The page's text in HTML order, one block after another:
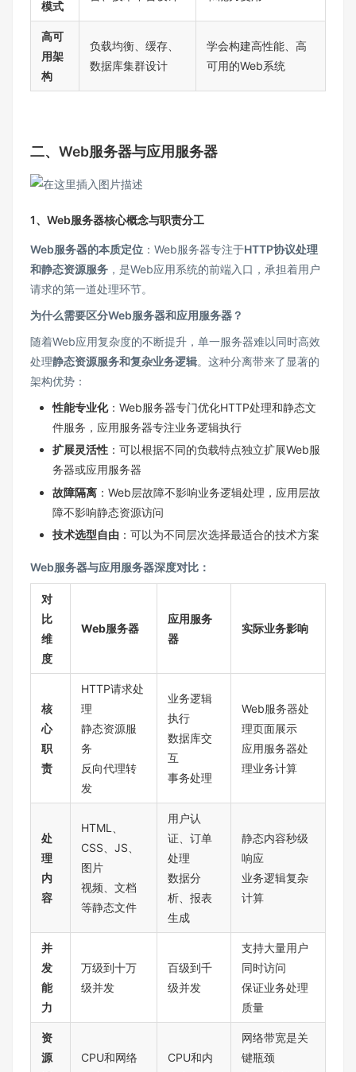
模式
高可
用架
构
负载均衡、缓存、
数据库集群设计
学会构建高性能、高
可用的Web系统
二、Web服务器与应用服务器
1、Web服务器核心概念与职责分工
Web服务器的本质定位 ：Web服务器专注于HTTP协议处理
和静态资源服务 ，是Web应用系统的前端入口，承担着用户
请求的第一道处理环节。
为什么需要区分Web服务器和应用服务器？
随着Web应用复杂度的不断提升，单一服务器难以同时高效
处理静态资源服务和复杂业务逻辑。这种分离带来了显著的
架构优势：
性能专业化：Web服务器专门优化HTTP处理和静态文
件服务，应用服务器专注业务逻辑执行
扩展灵活性 ：可以根据不同的负载特点独立扩展Web服
务器或应用服务器
故障隔离 ：Web层故障不影响业务逻辑处理，应用层故
障不影响静态资源访问
技术选型自由 ：可以为不同层次选择最适合的技术方案
Web服务器与应用服务器深度对比：
对
比
维
度
Web服务器
应用服务
器
实际业务影响
核
心
职
责
HTTP请求处
理
静态资源服
务
反向代理转
发
业务逻辑
执行
数据库交
互
事务处理
Web服务器处
理页面展示
应用服务器处
理业务计算
处
理
内
容
HTML、
CSS、JS、
图片
视频、文档
等静态文件
用户认
证、订单
处理
数据分
析、报表
生成
静态内容秒级
响应
业务逻辑复杂
计算
并
发
能
力
万级到十万
级并发
百级到千
级并发
支持大量用户
同时访问
保证业务处理
质量
资
源
CPU和网络
CPU和内
网络带宽是关
键瓶颈